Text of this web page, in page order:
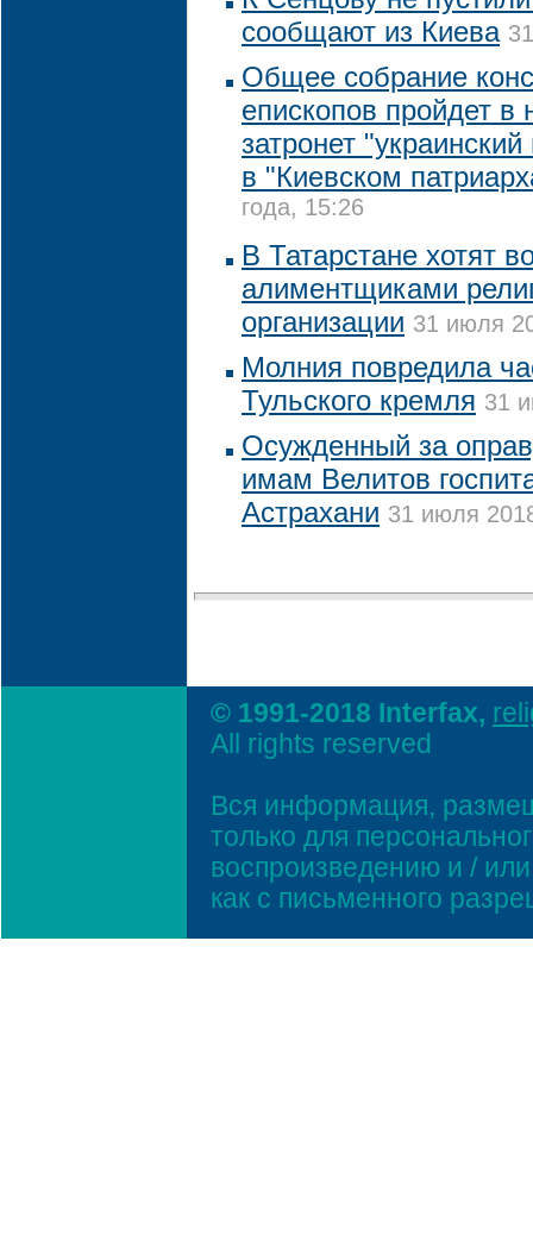
сообщают из Киева
Общее собрание
епископов пройдет в
затронет
в "Киевском
года, 15:26
В Татарстане хотят
алиментщиками
организации 31 июля
Молния повредила
Тульского кремля 31
Осужденный за
имам Велитов
Астрахани 31 июля
© 1991-2018 Interfax,
All rights reserved
Вся информация,
только для
воспроизведению и /
как с письменного